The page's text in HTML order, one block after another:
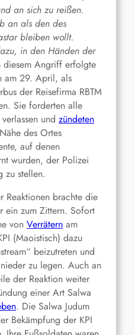
an sich zu reißen.
an als den des
bleiben wollt.
in den Händen der
diesem Angriff erfolgte
am 29. April, als
der Reisefirma RBTM
Sie forderten alle
und zündeten
des Ortes
auf denen
wurden, der Polizei
zu stellen.
Reaktionen brachte die
ein zum Zittern. Sofort
von Verrätern am
(Maoistisch) dazu
beizutreten und
zu legen. Auch an
der Reaktion weiter
einer Art Salwa
. Die Salwa Judum
Bekämpfung der KPI